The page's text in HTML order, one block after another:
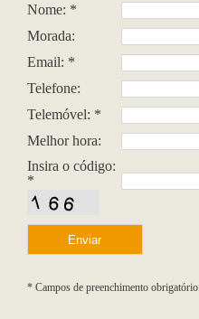
Nome: *
Morada:
Email: *
Telefone:
Telemóvel: *
Melhor hora:
Insira o código:
*
* Campos de preenchimento obrigatório